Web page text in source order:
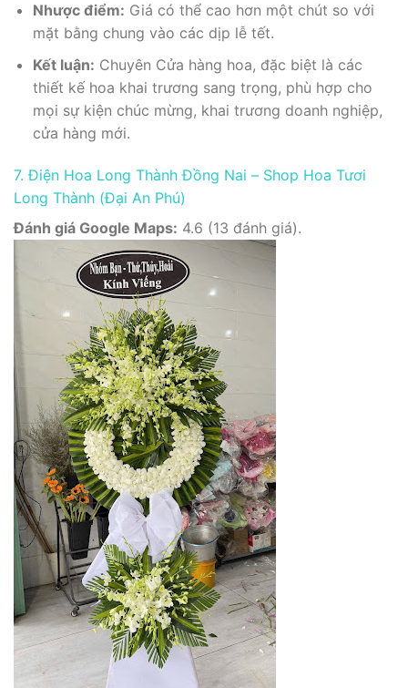
Nhược điểm: Giá có thể cao hơn một chút so với
mặt bằng chung vào các dịp lễ tết.
Kết luận: Chuyên Cửa hàng hoa, đặc biệt là các
thiết kế hoa khai trương sang trọng, phù hợp cho
mọi sự kiện chúc mừng, khai trương doanh nghiệp,
cửa hàng mới.
7. Điện Hoa Long Thành Đồng Nai – Shop Hoa Tươi
Long Thành (Đại An Phú)
Đánh giá Google Maps: 4.6 (13 đánh giá).